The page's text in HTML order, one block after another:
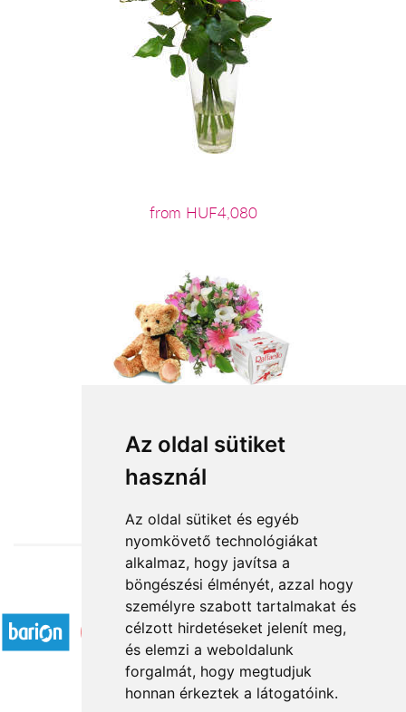
Az oldal sütiket
használ
Az oldal sütiket és egyéb
nyomkövető technológiákat
alkalmaz, hogy javítsa a
böngészési élményét, azzal hogy
személyre szabott tartalmakat és
célzott hirdetéseket jelenít meg,
és elemzi a weboldalunk
forgalmát, hogy megtudjuk
honnan érkeztek a látogatóink.
from HUF4,080
from HUF31,000
Accepted payment methods